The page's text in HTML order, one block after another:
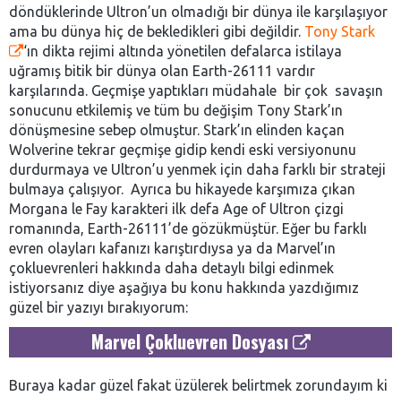
döndüklerinde Ultron’un olmadığı bir dünya ile karşılaşıyor
ama bu dünya hiç de bekledikleri gibi değildir. Tony Stark
‘ın dikta rejimi altında yönetilen defalarca istilaya
uğramış bitik bir dünya olan Earth-26111 vardır
karşılarında. Geçmişe yaptıkları müdahale bir çok savaşın
sonucunu etkilemiş ve tüm bu değişim Tony Stark’ın
dönüşmesine sebep olmuştur. Stark’ın elinden kaçan
Wolverine tekrar geçmişe gidip kendi eski versiyonunu
durdurmaya ve Ultron’u yenmek için daha farklı bir strateji
bulmaya çalışıyor. Ayrıca bu hikayede karşımıza çıkan
Morgana le Fay karakteri ilk defa Age of Ultron çizgi
romanında, Earth-26111’de gözükmüştür. Eğer bu farklı
evren olayları kafanızı karıştırdıysa ya da Marvel’ın
çokluevrenleri hakkında daha detaylı bilgi edinmek
istiyorsanız diye aşağıya bu konu hakkında yazdığımız
güzel bir yazıyı bırakıyorum:
Marvel Çokluevren Dosyası
Buraya kadar güzel fakat üzülerek belirtmek zorundayım ki